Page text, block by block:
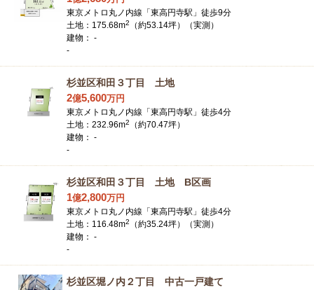
東京メトロ丸ノ内線「東高円寺駅」徒歩9分
土地：175.68m2
（約53.14坪）（実測）
建物： -
-
杉並区和田３丁目 土地
2億5,600万円
東京メトロ丸ノ内線「東高円寺駅」徒歩4分
土地：232.96m2
（約70.47坪）
建物： -
-
杉並区和田３丁目 土地 B区画
1億2,800万円
東京メトロ丸ノ内線「東高円寺駅」徒歩4分
土地：116.48m2
（約35.24坪）（実測）
建物： -
-
杉並区堀ノ内２丁目 中古一戸建て